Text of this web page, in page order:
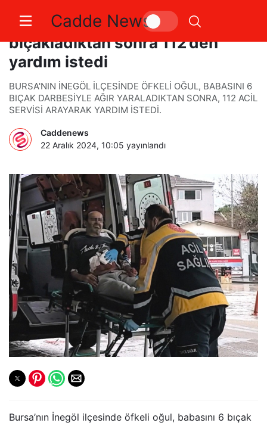
Cadde News
Babasını 6 yerinden
bıçakladıktan sonra 112’den
yardım istedi
BURSA'NIN İNEGÖL İLÇESİNDE ÖFKELİ OĞUL, BABASINI 6
BIÇAK DARBESİYLE AĞIR YARALADIKTAN SONRA, 112 ACİL
SERVİSİ ARAYARAK YARDIM İSTEDİ.
Caddenews
22 Aralık 2024, 10:05 yayınlandı
Bursa’nın İnegöl ilçesinde öfkeli oğul, babasını 6 bıçak